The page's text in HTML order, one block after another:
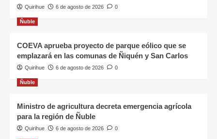
Quirihue 6 de agosto de 2026 0
Ñuble
COEVA aprueba proyecto de parque eólico que se
emplazará en las comunas de Ñiquén y San Carlos
Quirihue 6 de agosto de 2026 0
Ñuble
Ministro de agricultura decreta emergencia agrícola
para la región de Ñuble
Quirihue 6 de agosto de 2026 0